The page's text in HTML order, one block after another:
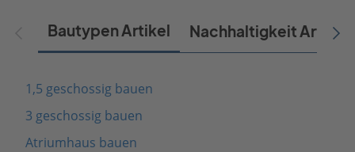
Bautypen Artikel Nachhaltigkeit Artikel
1,5 geschossig bauen
3 geschossig bauen
Atriumhaus bauen